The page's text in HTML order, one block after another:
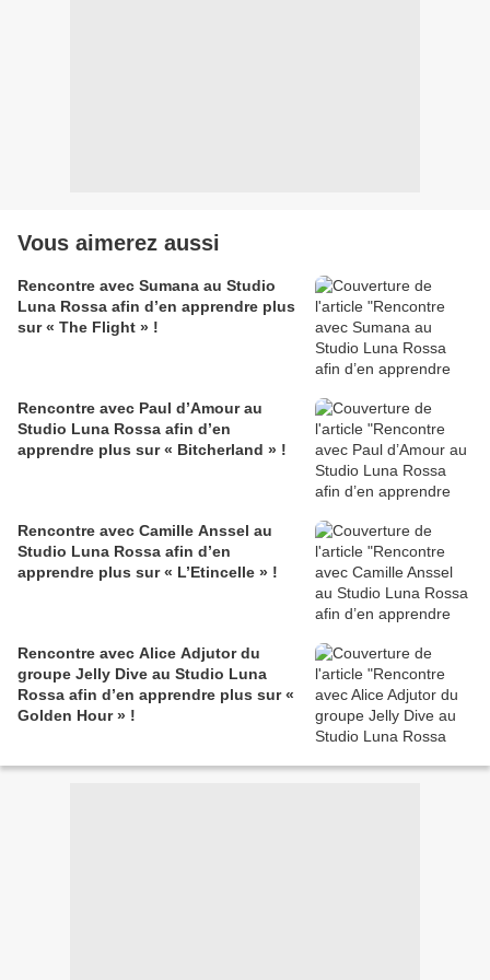
Vous aimerez aussi
Rencontre avec Sumana au Studio
Luna Rossa afin d’en apprendre plus
sur « The Flight » !
Rencontre avec Paul d’Amour au
Studio Luna Rossa afin d’en
apprendre plus sur « Bitcherland » !
Rencontre avec Camille Anssel au
Studio Luna Rossa afin d’en
apprendre plus sur « L’Etincelle » !
Rencontre avec Alice Adjutor du
groupe Jelly Dive au Studio Luna
Rossa afin d’en apprendre plus sur «
Golden Hour » !